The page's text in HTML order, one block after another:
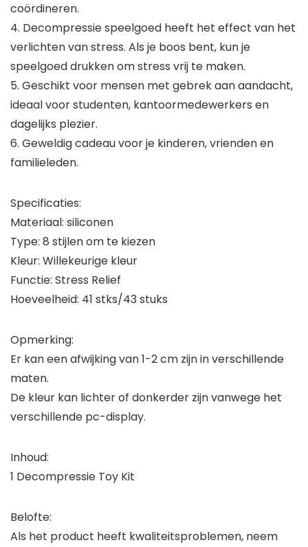
coördineren.
4. Decompressie speelgoed heeft het effect van het
verlichten van stress. Als je boos bent, kun je
speelgoed drukken om stress vrij te maken.
5. Geschikt voor mensen met gebrek aan aandacht,
ideaal voor studenten, kantoormedewerkers en
dagelijks plezier.
6. Geweldig cadeau voor je kinderen, vrienden en
familieleden.
Specificaties:
Materiaal: siliconen
Type: 8 stijlen om te kiezen
Kleur: Willekeurige kleur
Functie: Stress Relief
Hoeveelheid: 41 stks/43 stuks
Opmerking:
Er kan een afwijking van 1-2 cm zijn in verschillende
maten.
De kleur kan lichter of donkerder zijn vanwege het
verschillende pc-display.
Inhoud:
1 Decompressie Toy Kit
Belofte:
Als het product heeft kwaliteitsproblemen, neem